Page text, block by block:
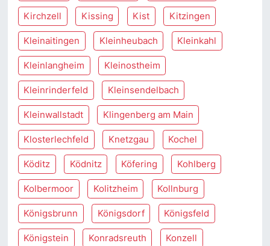
Kirchzell Kissing Kist Kitzingen
Kleinaitingen Kleinheubach Kleinkahl
Kleinlangheim Kleinostheim
Kleinrinderfeld Kleinsendelbach
Kleinwallstadt Klingenberg am Main
Klosterlechfeld Knetzgau Kochel
Köditz Ködnitz Köfering Kohlberg
Kolbermoor Kolitzheim Kollnburg
Königsbrunn Königsdorf Königsfeld
Königstein Konradsreuth Konzell